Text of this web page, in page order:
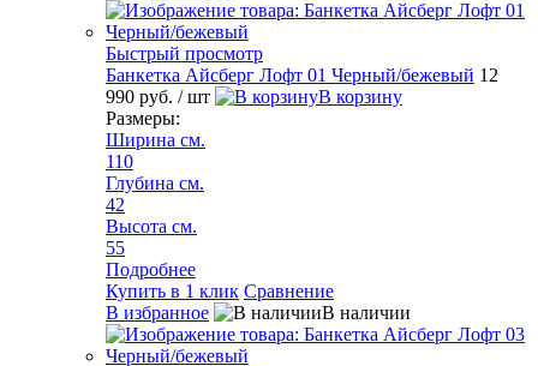
Быстрый просмотр
Банкетка Айсберг Лофт 01 Черный/бежевый 12
990 руб. / шт
В корзину
Размеры:
Ширина см.
110
Глубина см.
42
Высота см.
55
Подробнее
Купить в 1 клик Сравнение
В избранное
В наличии